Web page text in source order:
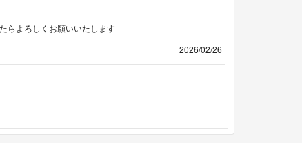
らよろしくお願いいたします
2026/02/26